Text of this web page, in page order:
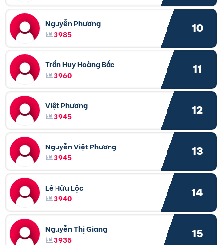
Nguyễn Phương
3985
10
Trần Huy Hoàng Bắc
3960
11
Việt Phương
3945
12
Nguyễn Việt Phương
3945
13
Lê Hữu Lộc
3940
14
Nguyễn Thị Giang
3935
15